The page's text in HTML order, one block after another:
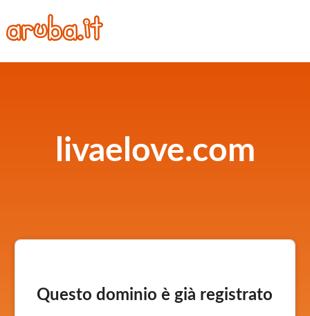
livaelove.com
Questo dominio è già registrato